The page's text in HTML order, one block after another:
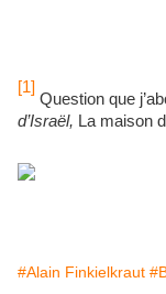
[1]
Question que
d’Israël, La maison
#Alain Finkielkraut